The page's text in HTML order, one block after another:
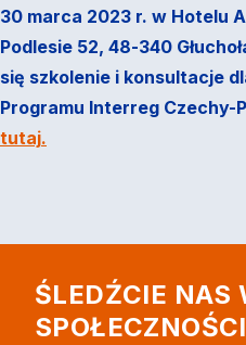
30 marca 2023 r. w Hotelu
Podlesie 52, 48-340
się szkolenie i konsultacje
Programu Interreg Czechy-
tutaj.
ŚLEDŹCIE NAS